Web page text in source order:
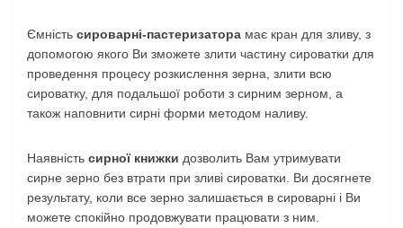
Ємність сироварні-пастеризатора має кран для зливу, з
допомогою якого Ви зможете злити частину сироватки для
проведення процесу розкислення зерна, злити всю
сироватку, для подальшої роботи з сирним зерном, а
також наповнити сирні форми методом наливу.
Наявність сирної книжки дозволить Вам утримувати
сирне зерно без втрати при зливі сироватки. Ви досягнете
результату, коли все зерно залишається в сироварні і Ви
можете спокійно продовжувати працювати з ним.